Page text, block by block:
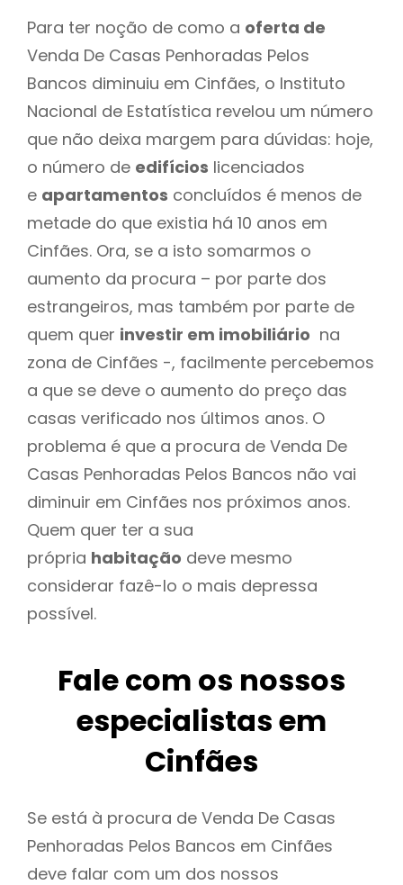
Para ter noção de como a oferta de
Venda De Casas Penhoradas Pelos
Bancos diminuiu em Cinfães, o Instituto
Nacional de Estatística revelou um número
que não deixa margem para dúvidas: hoje,
o número de edifícios licenciados
e apartamentos concluídos é menos de
metade do que existia há 10 anos em
Cinfães. Ora, se a isto somarmos o
aumento da procura – por parte dos
estrangeiros, mas também por parte de
quem quer investir em imobiliário na
zona de Cinfães -, facilmente percebemos
a que se deve o aumento do preço das
casas verificado nos últimos anos. O
problema é que a procura de Venda De
Casas Penhoradas Pelos Bancos não vai
diminuir em Cinfães nos próximos anos.
Quem quer ter a sua
própria habitação deve mesmo
considerar fazê-lo o mais depressa
possível.
Fale com os nossos
especialistas em
Cinfães
Se está à procura de Venda De Casas
Penhoradas Pelos Bancos em Cinfães
deve falar com um dos nossos